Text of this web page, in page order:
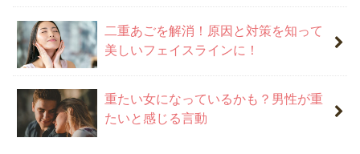
二重あごを解消！原因と対策を知って
美しいフェイスラインに！
重たい女になっているかも？男性が重
たいと感じる言動